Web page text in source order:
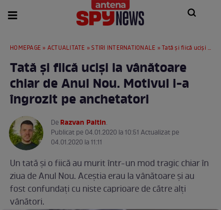
HOMEPAGE » ACTUALITATE »STIRI INTERNATIONALE » Tată și fiică uciși la vânătoare chiar de Anul Nou. Motivul i-a îngrozit pe anchetatori
Tată și fiică uciși la vânătoare
chiar de Anul Nou. Motivul i-a
îngrozit pe anchetatori
DeRazvan Paltin.
Publicat pe 04.01.2020 la 10:51 Actualizat pe
04.01.2020 la 11:11
Un tată și o fiică au murit într-un mod tragic chiar în
ziua de Anul Nou. Aceștia erau la vânătoare și au
fost confundați cu niste caprioare de către alți
vânători.